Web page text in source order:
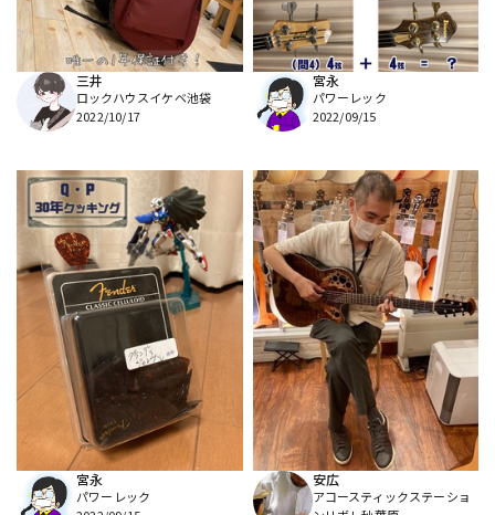
三井
ロックハウスイケベ池袋
2022/10/17
宮永
パワーレック
2022/09/15
宮永
パワーレック
安広
アコースティックステーショ